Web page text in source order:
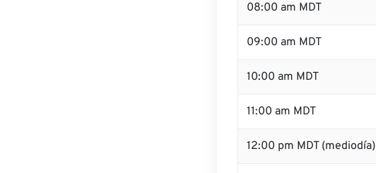
08:00 am MDT
09:00 am MDT
10:00 am MDT
11:00 am MDT
12:00 pm MDT (mediodía)